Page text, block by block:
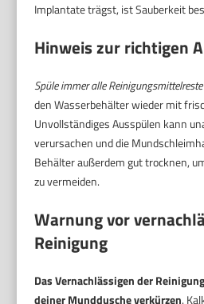
Implantate trägst, ist Sauberkeit
Hinweis zur richtigen
Spüle immer alle
den Wasserbehälter wieder mit
Unvollständiges Ausspülen kann
verursachen und die
Behälter außerdem gut trocknen,
zu vermeiden.
Warnung vor
Reinigung
Das Vernachlässigen der
deiner Munddusche verkürzen.